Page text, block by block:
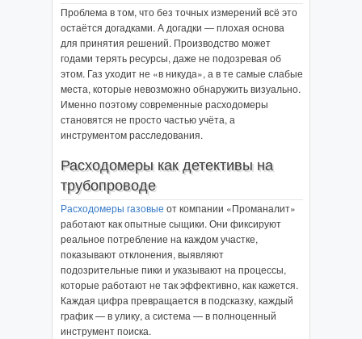
Проблема в том, что без точных измерений всё это
остаётся догадками. А догадки — плохая основа
для принятия решений. Производство может
годами терять ресурсы, даже не подозревая об
этом. Газ уходит не «в никуда», а в те самые слабые
места, которые невозможно обнаружить визуально.
Именно поэтому современные расходомеры
становятся не просто частью учёта, а
инструментом расследования.
Расходомеры как детективы на
трубопроводе
Расходомеры газовые от компании «Проманалит»
работают как опытные сыщики. Они фиксируют
реальное потребление на каждом участке,
показывают отклонения, выявляют
подозрительные пики и указывают на процессы,
которые работают не так эффективно, как кажется.
Каждая цифра превращается в подсказку, каждый
график — в улику, а система — в полноценный
инструмент поиска.